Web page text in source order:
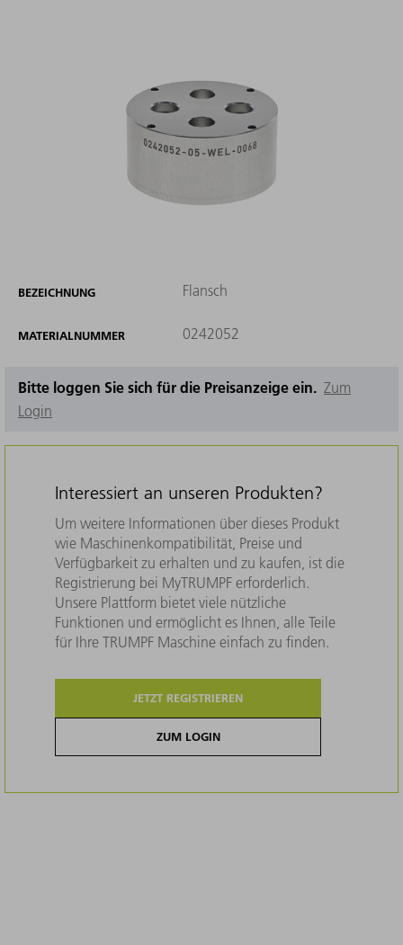
BEZEICHNUNG Flansch
MATERIALNUMMER 0242052
Bitte loggen Sie sich für die Preisanzeige ein. Zum
Login
Interessiert an unseren Produkten?
Um weitere Informationen über dieses Produkt
wie Maschinenkompatibilität, Preise und
Verfügbarkeit zu erhalten und zu kaufen, ist die
Registrierung bei MyTRUMPF erforderlich.
Unsere Plattform bietet viele nützliche
Funktionen und ermöglicht es Ihnen, alle Teile
für Ihre TRUMPF Maschine einfach zu finden.
JETZT REGISTRIEREN
ZUM LOGIN